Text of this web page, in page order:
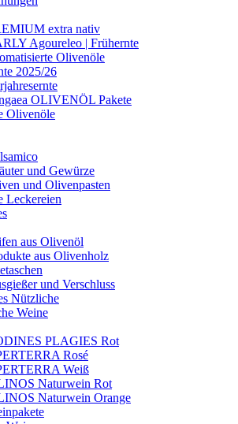
extra nativ
Agoureleo | Frühernte
Olivenöle
2025/26
OLIVENÖL Pakete
Olivenöle
und Gewürze
und Olivenpasten
Leckereien
aus Olivenöl
aus Olivenholz
und Verschluss
Nützliche
Weine
PLAGIES Rot
Rosé
Weiß
Naturwein Rot
Naturwein Orange